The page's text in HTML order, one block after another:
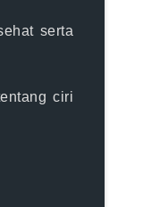
serta
ciri